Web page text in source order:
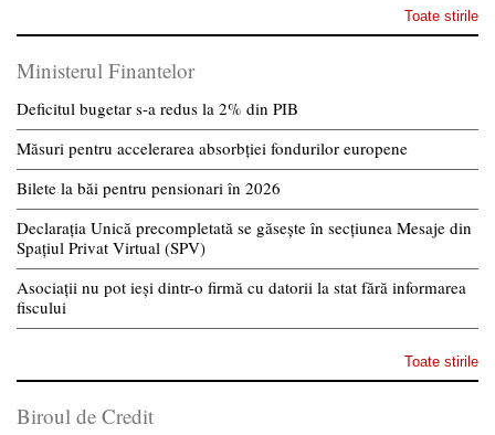
Toate stirile
Ministerul Finantelor
Deficitul bugetar s-a redus la 2% din PIB
Măsuri pentru accelerarea absorbției fondurilor europene
Bilete la băi pentru pensionari în 2026
Declarația Unică precompletată se găsește în secțiunea Mesaje din
Spațiul Privat Virtual (SPV)
Asociații nu pot ieși dintr-o firmă cu datorii la stat fără informarea
fiscului
Toate stirile
Biroul de Credit